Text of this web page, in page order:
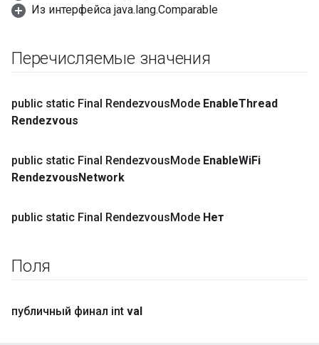
Из интерфейса java.lang.Comparable
Перечисляемые значения
public static Final RendezvousMode EnableThread
Rendezvous
public static Final RendezvousMode EnableWiFi
RendezvousNetwork
public static Final RendezvousMode Нет
Поля
публичный финал int val